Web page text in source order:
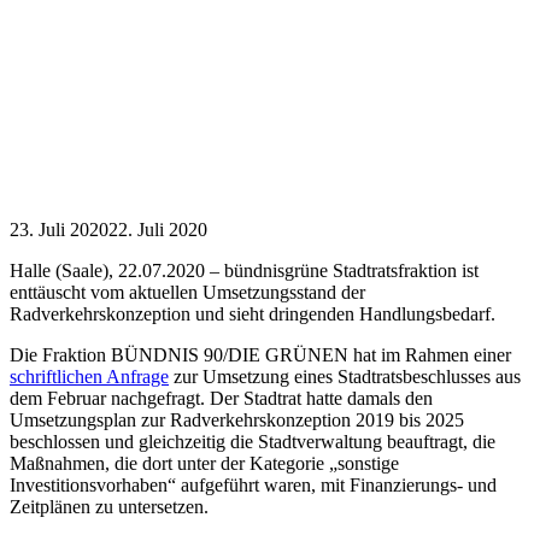
23. Juli 202022. Juli 2020
Halle (Saale), 22.07.2020 – bündnisgrüne Stadtratsfraktion ist
enttäuscht vom aktuellen Umsetzungsstand der
Radverkehrskonzeption und sieht dringenden Handlungsbedarf.
Die Fraktion BÜNDNIS 90/DIE GRÜNEN hat im Rahmen einer
schriftlichen Anfrage zur Umsetzung eines Stadtratsbeschlusses aus
dem Februar nachgefragt. Der Stadtrat hatte damals den
Umsetzungsplan zur Radverkehrskonzeption 2019 bis 2025
beschlossen und gleichzeitig die Stadtverwaltung beauftragt, die
Maßnahmen, die dort unter der Kategorie „sonstige
Investitionsvorhaben“ aufgeführt waren, mit Finanzierungs- und
Zeitplänen zu untersetzen.